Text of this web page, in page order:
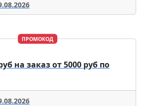
ПРОМОКОД
на заказ от 5000 руб по